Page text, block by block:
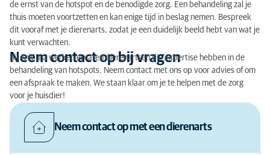
de ernst van de hotspot en de benodigde zorg. Een behandeling zal je
thuis moeten voortzetten en kan enige tijd in beslag nemen. Bespreek
dit vooraf met je dierenarts, zodat je een duidelijk beeld hebt van wat je
kunt verwachten.
Neem contact op bij vragen
Bij AniCura werken ervaren dierenartsen die expertise hebben in de
behandeling van hotspots. Neem contact met ons op voor advies of om
een afspraak te maken. We staan klaar om je te helpen met de zorg
voor je huisdier!
Neem contact op met een dierenarts